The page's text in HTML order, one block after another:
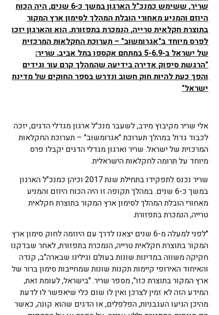
שריר, ששימש כמנכ"ל הארגון במשך כ-6 שנים, היה הכוח
היוזם והמניע מאחורי הובלת המהלך לסימון ארץ המקור
בתוצרת חקלאית טרייה, הנמכרת בתפזורת. הוא והארגון יזכו
לפרס מיוחד ב"אגרומשוב" – תערוכת החקלאות המרכזית
של ישראל ב-5-6.9 במתחם אקספו בתל אביב. שריר:
"הרגשת סיפוק אדירה בידיעה שהמהלך קרם עור וגידים
והפך כעת להיות חוק חשוב ונדרש בספר החוקים של מדינת
ישראל"
אלי שריר מקיבוץ מירב, לשעבר מנכ"ל ארגון מגדלי הדגים, יזכה
לכבוד גדול במהלך תערוכת "אגרומשוב" – תערוכת החקלאות
המרכזית של ישראל. שריר וארגון מגדלי הדגים יקבלו פרס
מיוחד על תרומה לחקלאות הישראלית.
שריר נכנס לתפקידו בתחילת שנת 2017 וכיהן כמנכ"ל הארגון
במשך כ-6 שנים. במהלך תקופה זו היה הכוח היוזם והמניע
מאחורי הובלת המהלך לסימון ארץ המקור בתוצרת חקלאית
טרייה, הנמכרת בתפזורת.
"לפני למעלה מ-6 שנים יצאנו לדרך עם היוזמה לחוק סימון ארץ
המקור בתוצרת חקלאית טרייה, הנמכרת בתפזורת, לאחר שבדקנו
חקיקה משווה במדינות שונות בעולם וגילינו שבארה"ב, קנדה
והאיחוד האירופי קיימות תקנות שונות שמחייבות סימון ברור של
ארץ המקור בתוצרת כזו", מספר שריר. "בישראל, לעומת זאת,
המידע הזה לא זמין לצרכן ואין לו שום כלי שיאפשר לו לדעת
מהיכן הגיעו העגבניות, הפלפלים, או הדגים שהוא קונה, כאשר